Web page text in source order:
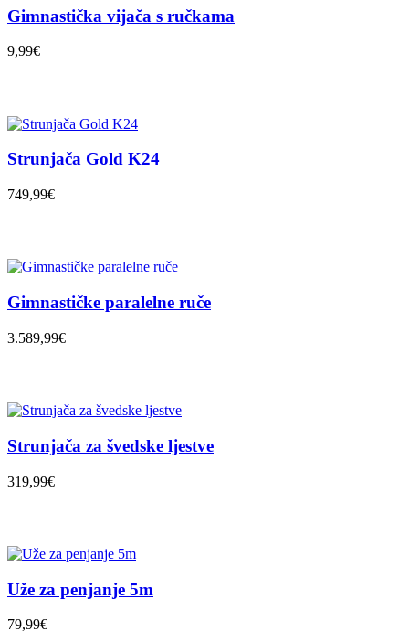
Gimnastička vijača s ručkama
9,99€
Strunjača Gold K24
749,99€
Gimnastičke paralelne ruče
3.589,99€
Strunjača za švedske ljestve
319,99€
Uže za penjanje 5m
79,99€